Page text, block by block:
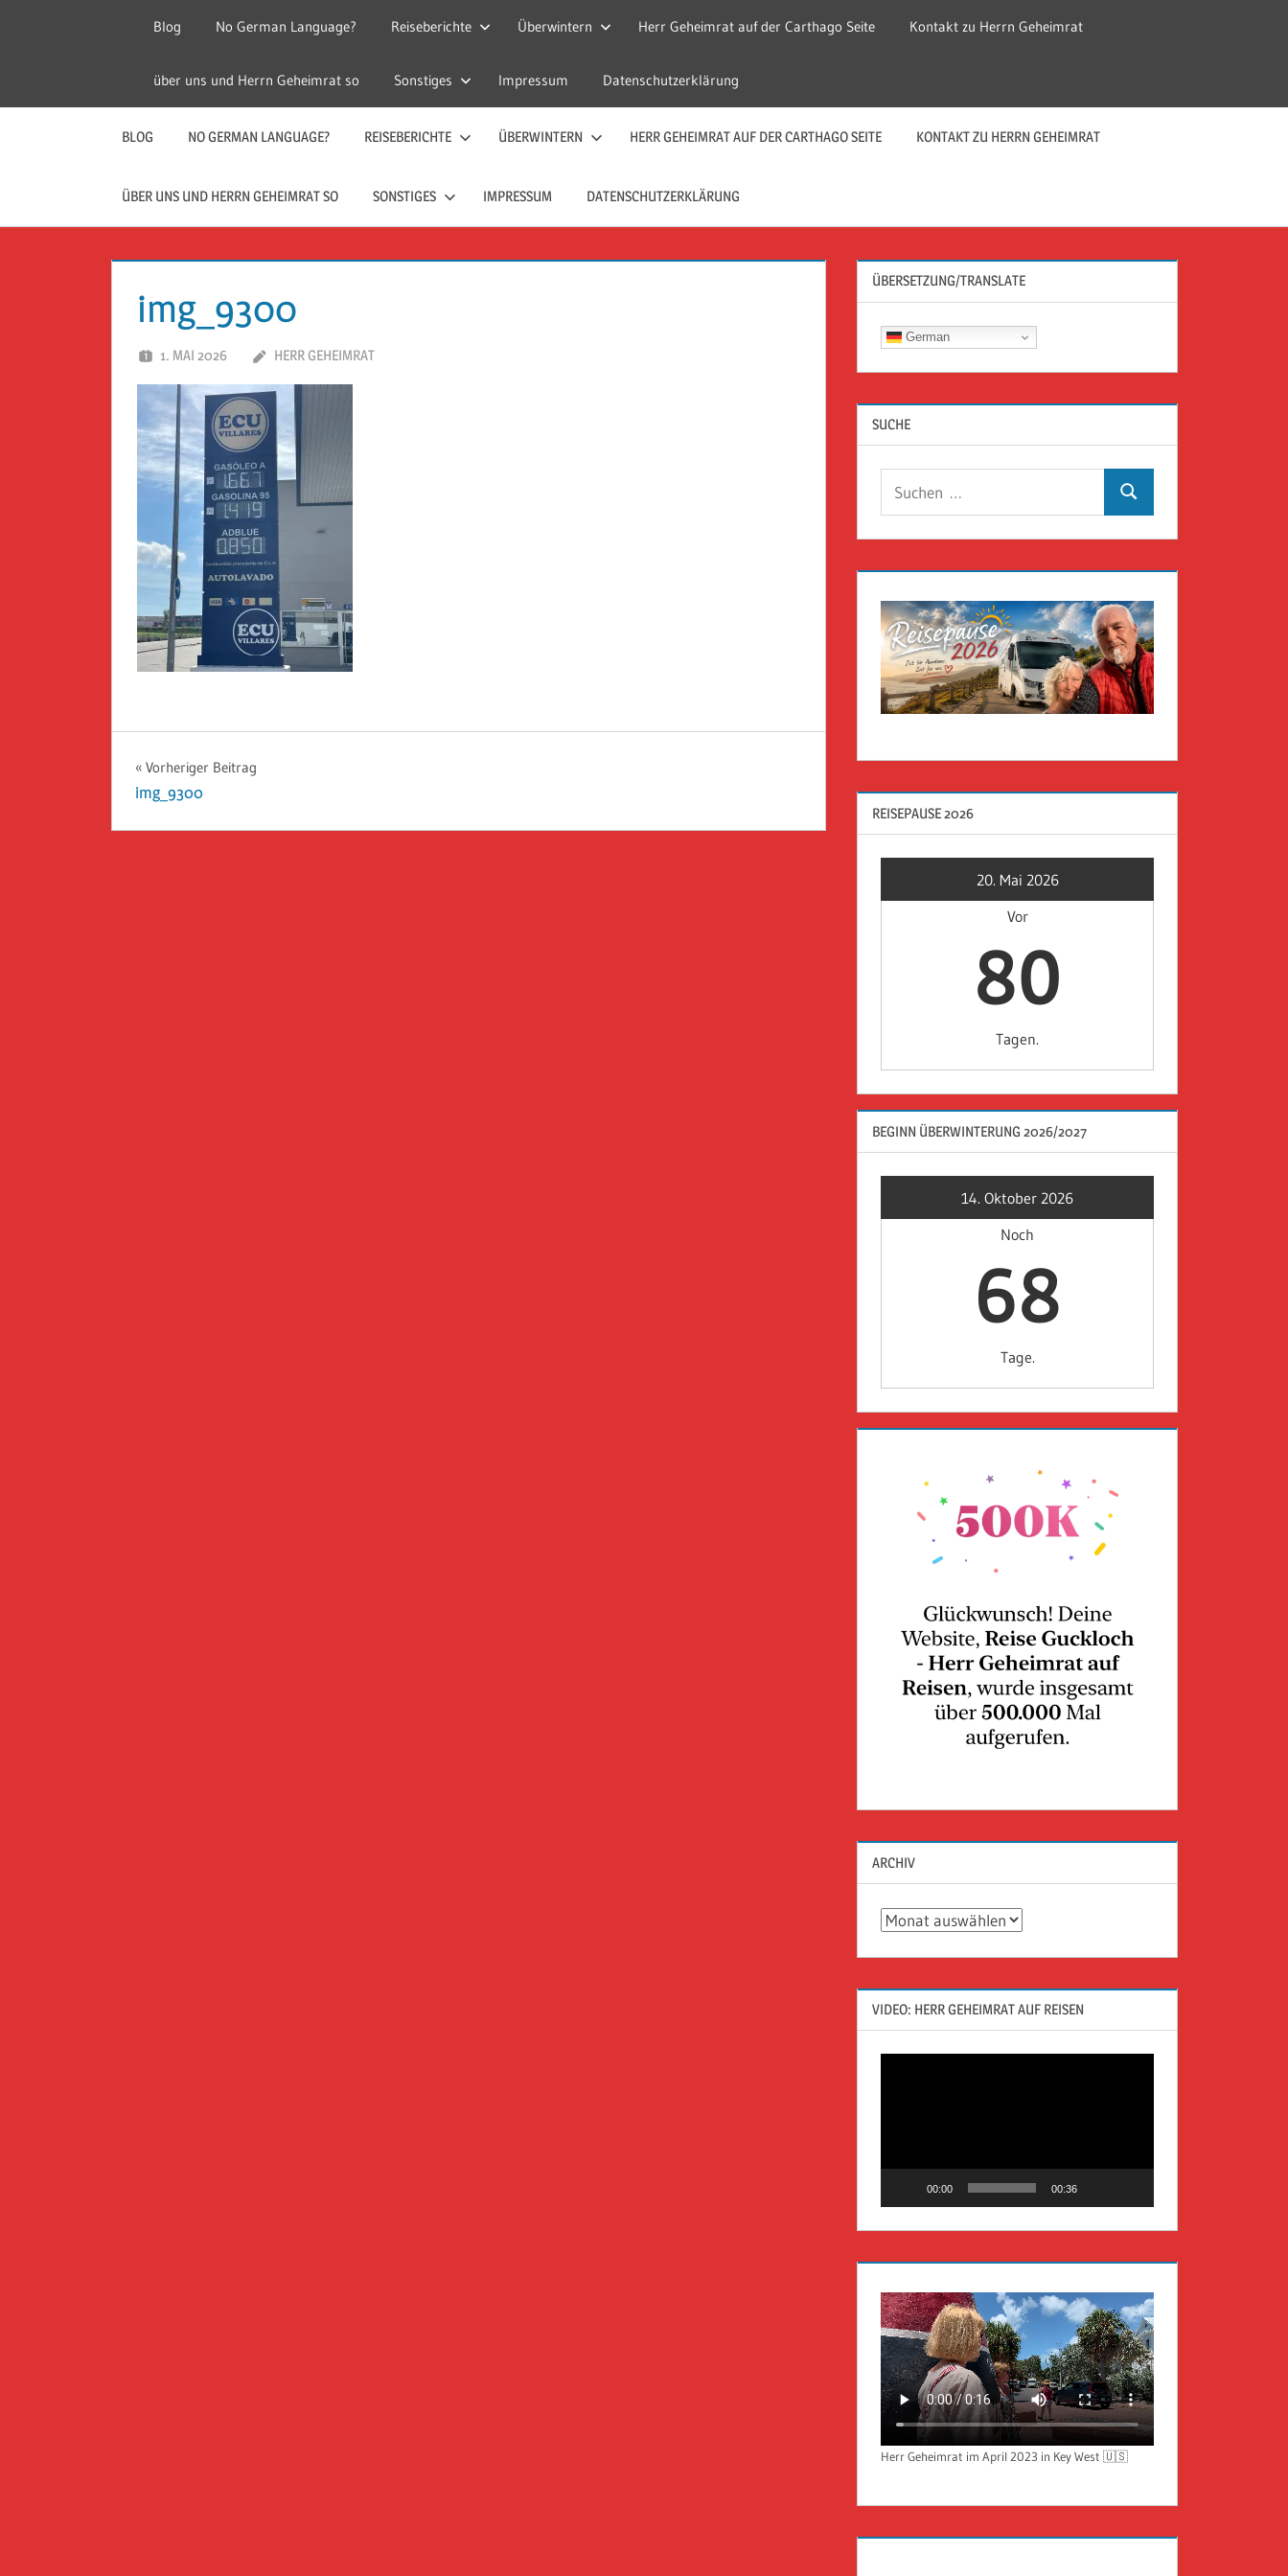
Reise
Guckloch
–
Geheimrat
auf
Reisen
Geheimrat
auf
Reisen
Blog No German Language? Reiseberichte Überwintern Herr Geheimrat auf der Carthago Seite Kontakt zu Herrn Geheimrat
über uns und Herrn Geheimrat so Sonstiges Impressum Datenschutzerklärung
BLOG NO GERMAN LANGUAGE? REISEBERICHTE ÜBERWINTERN HERR GEHEIMRAT AUF DER CARTHAGO SEITE KONTAKT ZU HERRN GEHEIMRAT
ÜBER UNS UND HERRN GEHEIMRAT SO SONSTIGES IMPRESSUM DATENSCHUTZERKLÄRUNG
img_9300
1. MAI 2026 HERR GEHEIMRAT
Beitragsnavigation
Vorheriger Beitrag
img_9300
ÜBERSETZUNG/TRANSLATE
German
SUCHE
Suchen
REISEPAUSE 2026
20. Mai 2026
Vor
80
Tagen.
BEGINN ÜBERWINTERUNG 2026/2027
14. Oktober 2026
Noch
68
Tage.
ARCHIV
Archiv
VIDEO: HERR GEHEIMRAT AUF REISEN
00:00 00:36
Herr Geheimrat im April 2023 in Key West 🇺🇸